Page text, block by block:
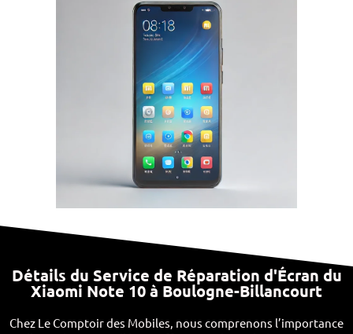
Détails du Service de Réparation d'Écran du
Xiaomi Note 10 à Boulogne-Billancourt
Chez Le Comptoir des Mobiles, nous comprenons l’importance